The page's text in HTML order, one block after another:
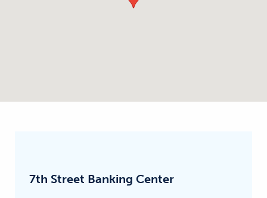
7th Street Banking Center